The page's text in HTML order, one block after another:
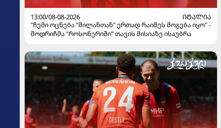
13:00/08-08-2026
ᲘᲢᲐᲚᲘᲐ
"ჩემი ოცნება "მილანთან" ერთად რაიმეს მოგება იყო" -
მოდრიჩმა "როსონერიში" თავის მისიაზე ისაუბრა